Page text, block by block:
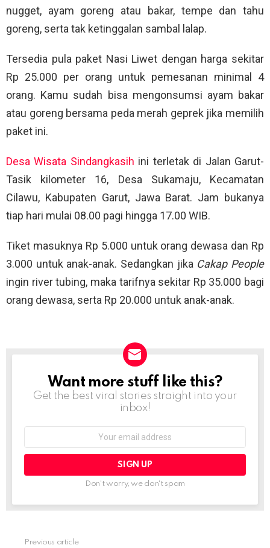
nugget, ayam goreng atau bakar, tempe dan tahu
goreng, serta tak ketinggalan sambal lalap.
Tersedia pula paket Nasi Liwet dengan harga sekitar
Rp 25.000 per orang untuk pemesanan minimal 4
orang. Kamu sudah bisa mengonsumsi ayam bakar
atau goreng bersama peda merah geprek jika memilih
paket ini.
Desa Wisata Sindangkasih ini terletak di Jalan Garut-
Tasik kilometer 16, Desa Sukamaju, Kecamatan
Cilawu, Kabupaten Garut, Jawa Barat. Jam bukanya
tiap hari mulai 08.00 pagi hingga 17.00 WIB.
Tiket masuknya Rp 5.000 untuk orang dewasa dan Rp
3.000 untuk anak-anak. Sedangkan jika Cakap People
ingin river tubing, maka tarifnya sekitar Rp 35.000 bagi
orang dewasa, serta Rp 20.000 untuk anak-anak.
NEWSLETTER
Want more stuff like this?
Get the best viral stories straight into your
inbox!
Don't worry, we don't spam
Previous article